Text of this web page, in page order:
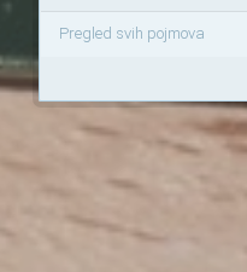
Pregled svih pojmova